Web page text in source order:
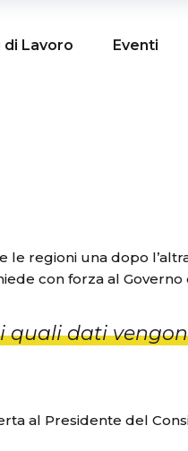
di Lavoro Eventi
le regioni una dopo
con forza al Governo
quali dati
al Presidente del